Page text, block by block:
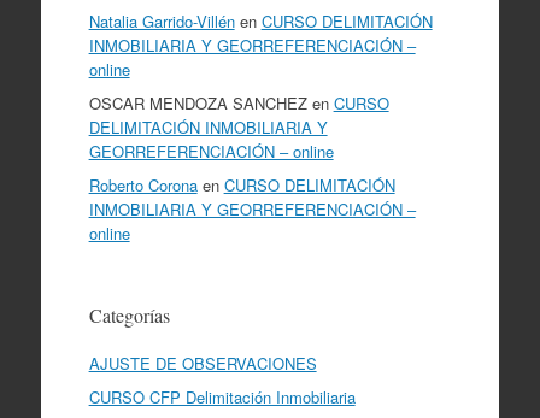
Natalia Garrido-Villénen CURSO DELIMITACIÓN
INMOBILIARIA Y GEORREFERENCIACIÓN –
online
OSCAR MENDOZA SANCHEZen CURSO
DELIMITACIÓN INMOBILIARIA Y
GEORREFERENCIACIÓN – online
Roberto Coronaen CURSO DELIMITACIÓN
INMOBILIARIA Y GEORREFERENCIACIÓN –
online
Categorías
AJUSTE DE OBSERVACIONES
CURSO CFP Delimitación Inmobiliaria